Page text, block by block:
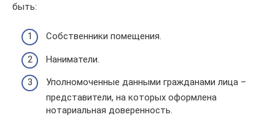
быть:
Собственники помещения.
Наниматели.
Уполномоченные данными гражданами лица –
представители, на которых оформлена
нотариальная доверенность.